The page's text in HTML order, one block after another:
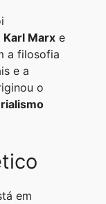
Karl Marx e
a filosofia
e a
o
em